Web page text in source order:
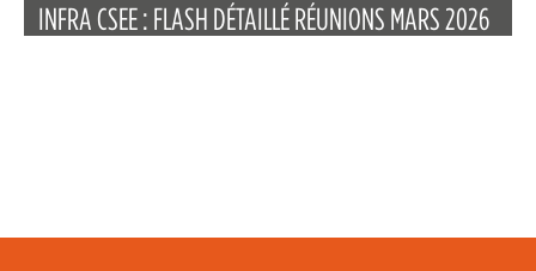
INFRA CSEE : FLASH DÉTAILLÉ RÉUNIONS MARS 2026